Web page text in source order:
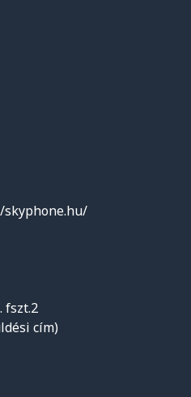
skyphone.hu/
fszt.2
cím)